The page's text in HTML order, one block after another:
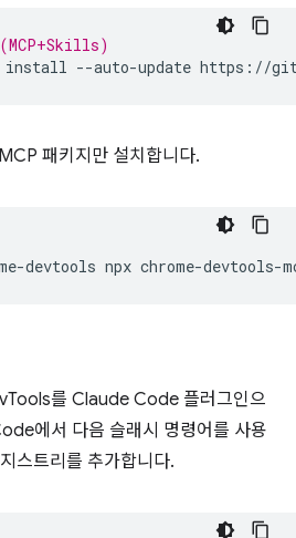
install --auto-update
패키지만 설치합니다.
devtools npx
를 Claude Code 플러그인으
에서 다음 슬래시 명령어를 사용
스트리를 추가합니다.